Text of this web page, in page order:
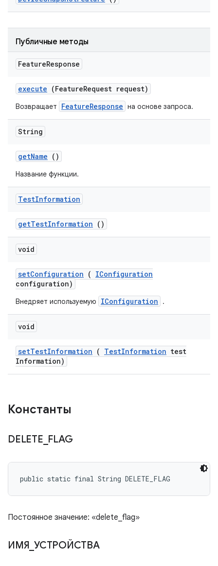
Публичные методы
FeatureResponse
execute (FeatureRequest request)
Возвращает FeatureResponse на основе запроса.
String
getName ()
Название функции.
TestInformation
getTestInformation ()
void
setConfiguration ( IConfiguration
configuration)
Внедряет используемую IConfiguration .
void
setTestInformation ( TestInformation test
Information)
Константы
DELETE FLAG
public static final String DELETE_FLAG
Постоянное значение: «delete_flag»
ИМЯ УСТРОЙСТВА